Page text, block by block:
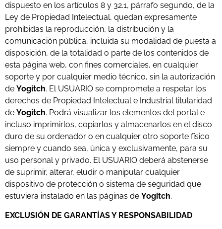
dispuesto en los artículos 8 y 32.1, párrafo segundo, de la
Ley de Propiedad Intelectual, quedan expresamente
prohibidas la reproducción, la distribución y la
comunicación pública, incluida su modalidad de puesta a
disposición, de la totalidad o parte de los contenidos de
esta página web, con fines comerciales, en cualquier
soporte y por cualquier medio técnico, sin la autorización
de Yogitch. El USUARIO se compromete a respetar los
derechos de Propiedad Intelectual e Industrial titularidad
de Yogitch. Podrá visualizar los elementos del portal e
incluso imprimirlos, copiarlos y almacenarlos en el disco
duro de su ordenador o en cualquier otro soporte físico
siempre y cuando sea, única y exclusivamente, para su
uso personal y privado. El USUARIO deberá abstenerse
de suprimir, alterar, eludir o manipular cualquier
dispositivo de protección o sistema de seguridad que
estuviera instalado en las páginas de Yogitch.
EXCLUSIÓN DE GARANTÍAS Y RESPONSABILIDAD